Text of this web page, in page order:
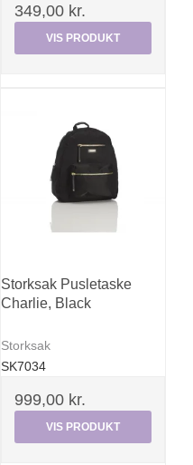
349,00 kr.
VIS PRODUKT
Storksak Pusletaske
Charlie, Black
Storksak
SK7034
999,00 kr.
VIS PRODUKT